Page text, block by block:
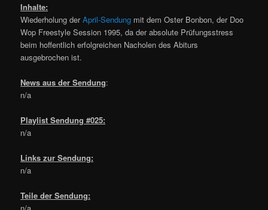
Inhalte:
Wiederholung derApril-Sendung mit dem Oster Bonbon, der Doo
Wop Freestyle Session 1995, da der absolute Prüfungsstress
beim hoffentlich erfolgreichen Nacholen des Abiturs
ausgebrochen ist.
News aus der Sendung:
n/a
Playlist Sendung #025:
n/a
Links zur Sendung:
n/a
Teile der Sendung: